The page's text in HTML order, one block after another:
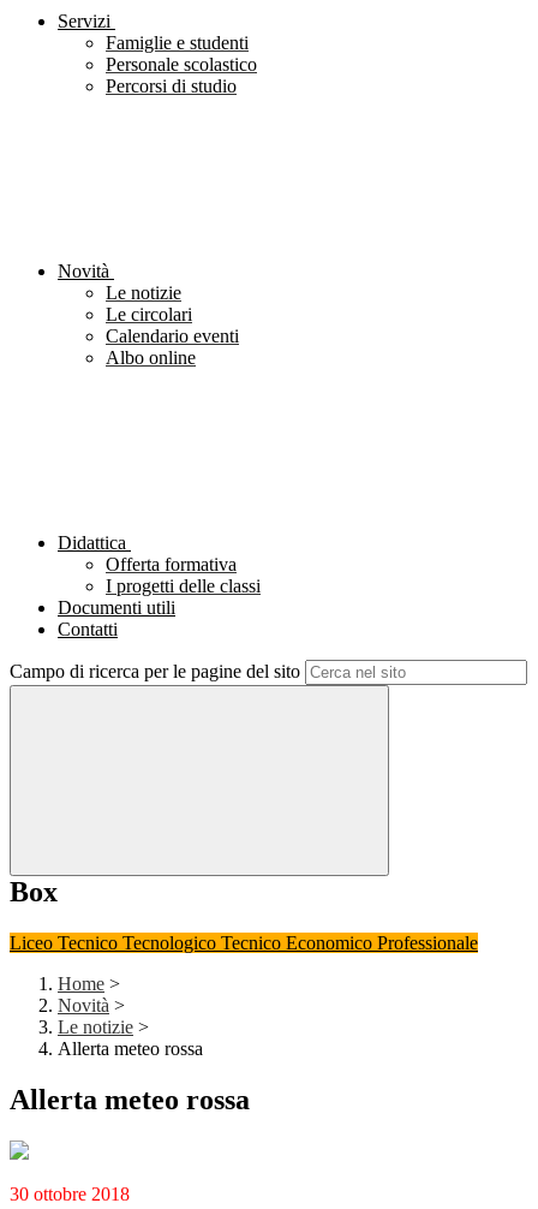
Servizi
Famiglie e studenti
Personale scolastico
Percorsi di studio
Novità
Le notizie
Le circolari
Calendario eventi
Albo online
Didattica
Offerta formativa
I progetti delle classi
Documenti utili
Contatti
Campo di ricerca per le pagine del sito
Box
Liceo Tecnico Tecnologico Tecnico Economico Professionale
Home >
Novità >
Le notizie >
Allerta meteo rossa
Allerta meteo rossa
30 ottobre 2018